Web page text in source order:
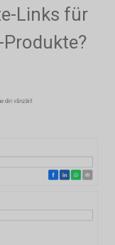
Links für
Produkte?